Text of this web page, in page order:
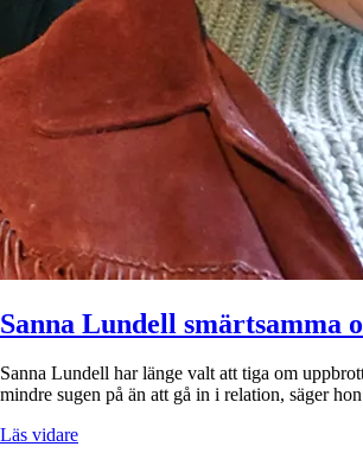
Sanna Lundell smärtsamma
Sanna Lundell har länge valt att tiga om
mindre sugen på än att gå in i relation, säger
Läs vidare